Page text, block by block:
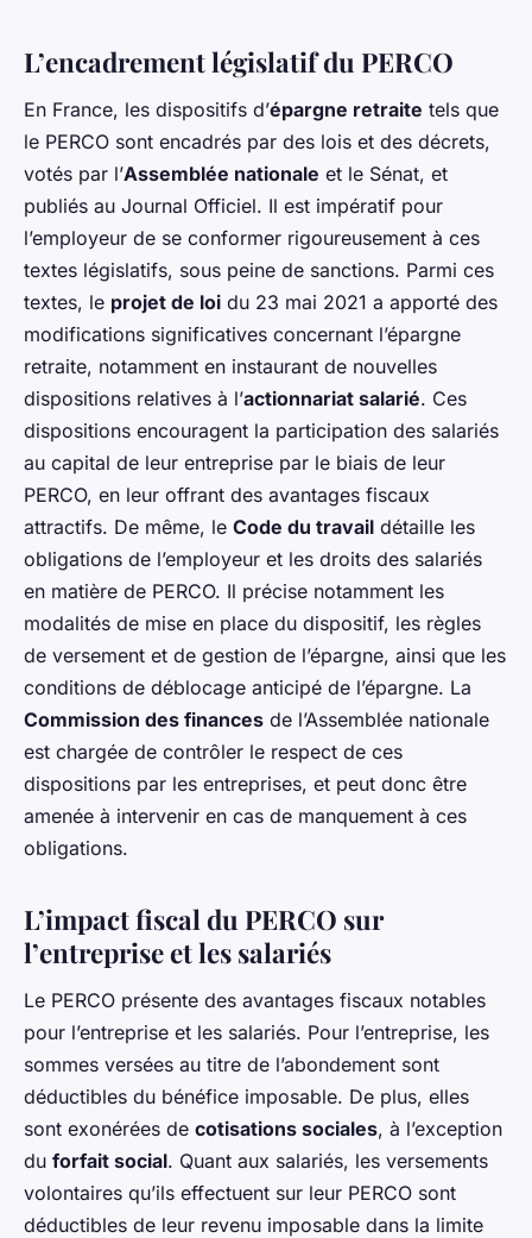
L’encadrement législatif du PERCO
En France, les dispositifs d’épargne retraite tels que
le PERCO sont encadrés par des lois et des décrets,
votés par l’Assemblée nationale et le Sénat, et
publiés au Journal Officiel. Il est impératif pour
l’employeur de se conformer rigoureusement à ces
textes législatifs, sous peine de sanctions. Parmi ces
textes, le projet de loi du 23 mai 2021 a apporté des
modifications significatives concernant l’épargne
retraite, notamment en instaurant de nouvelles
dispositions relatives à l’actionnariat salarié. Ces
dispositions encouragent la participation des salariés
au capital de leur entreprise par le biais de leur
PERCO, en leur offrant des avantages fiscaux
attractifs. De même, le Code du travail détaille les
obligations de l’employeur et les droits des salariés
en matière de PERCO. Il précise notamment les
modalités de mise en place du dispositif, les règles
de versement et de gestion de l’épargne, ainsi que les
conditions de déblocage anticipé de l’épargne. La
Commission des finances de l’Assemblée nationale
est chargée de contrôler le respect de ces
dispositions par les entreprises, et peut donc être
amenée à intervenir en cas de manquement à ces
obligations.
L’impact fiscal du PERCO sur
l’entreprise et les salariés
Le PERCO présente des avantages fiscaux notables
pour l’entreprise et les salariés. Pour l’entreprise, les
sommes versées au titre de l’abondement sont
déductibles du bénéfice imposable. De plus, elles
sont exonérées de cotisations sociales, à l’exception
du forfait social. Quant aux salariés, les versements
volontaires qu’ils effectuent sur leur PERCO sont
déductibles de leur revenu imposable dans la limite